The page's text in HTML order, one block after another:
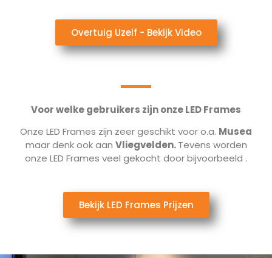
Overtuig Uzelf - Bekijk Video
Voor welke gebruikers zijn onze LED Frames
Onze LED Frames zijn zeer geschikt voor o.a. Musea
maar denk ook aan Vliegvelden.Tevens worden
onze LED Frames veel gekocht door bijvoorbeeld .
Bekijk LED Frames Prijzen